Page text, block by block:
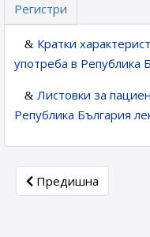
Регистри
Кратки
употреба в Република
Листовки за
Република България
Previous article:
Предишна